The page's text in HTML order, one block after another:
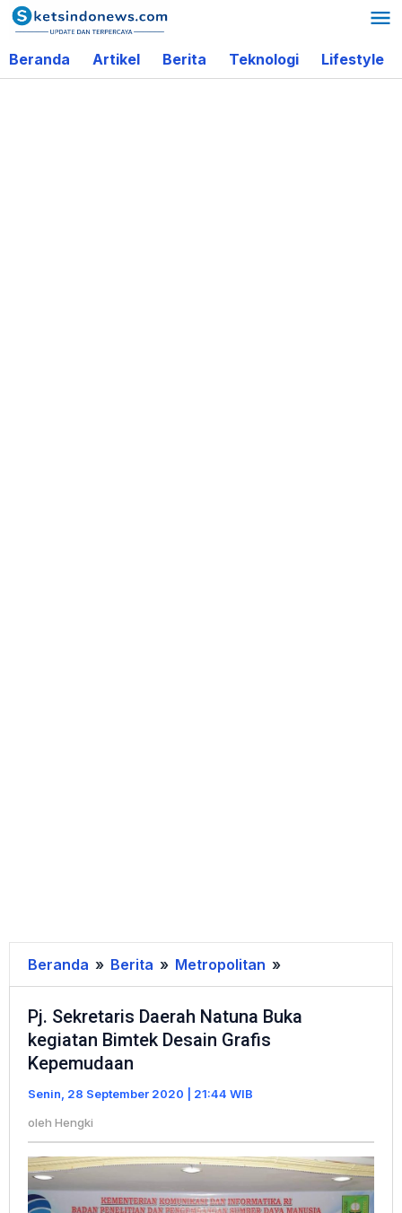
Lewati
ke
konten
Beranda Artikel Berita Teknologi Lifestyle
Beranda » Berita » Metropolitan »
Sekretaris
Daerah
Desain
Grafis
Kepemudaan
Pj. Sekretaris Daerah Natuna Buka
kegiatan Bimtek Desain Grafis
Kepemudaan
Senin, 28 September 2020 | 21:44 WIB
oleh Hengki